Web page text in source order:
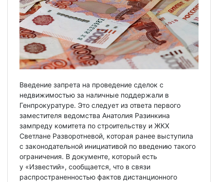
Введение запрета на проведение сделок с
недвижимостью за наличные поддержали в
Генпрокуратуре. Это следует из ответа первого
заместителя ведомства Анатолия Разинкина
зампреду комитета по строительству и ЖКХ
Светлане Разворотневой, которая ранее выступила
с законодательной инициативой по введению такого
ограничения. В документе, который есть
у «Известий», сообщается, что в связи
распространенностью фактов дистанционного